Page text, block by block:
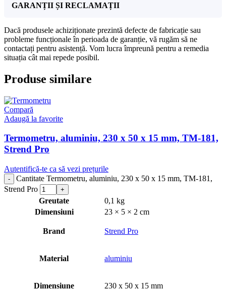
GARANȚII ȘI RECLAMAȚII
Dacă produsele achiziționate prezintă defecte de fabricație sau
probleme funcționale în perioada de garanție, vă rugăm să ne
contactați pentru asistență. Vom lucra împreună pentru a remedia
situația cât mai repede posibil.
Produse similare
Compară
Adaugă la favorite
Termometru, aluminiu, 230 x 50 x 15 mm, TM-181,
Strend Pro
Autentifică-te ca să vezi prețurile
Cantitate Termometru, aluminiu, 230 x 50 x 15 mm, TM-181,
Strend Pro
Greutate
0,1 kg
Dimensiuni
23 × 5 × 2 cm
Brand Strend Pro
Material aluminiu
Dimensiune 230 x 50 x 15 mm